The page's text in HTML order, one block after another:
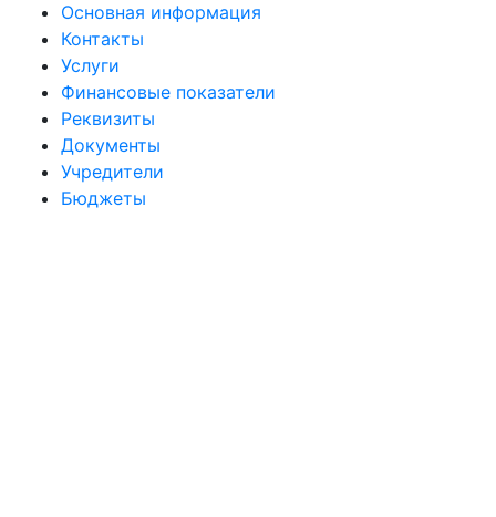
Основная информация
Контакты
Услуги
Финансовые показатели
Реквизиты
Документы
Учредители
Бюджеты